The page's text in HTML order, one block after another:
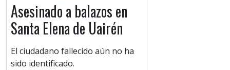
Asesinado a balazos en
Santa Elena de Uairén
El ciudadano fallecido aún no ha
sido identificado.